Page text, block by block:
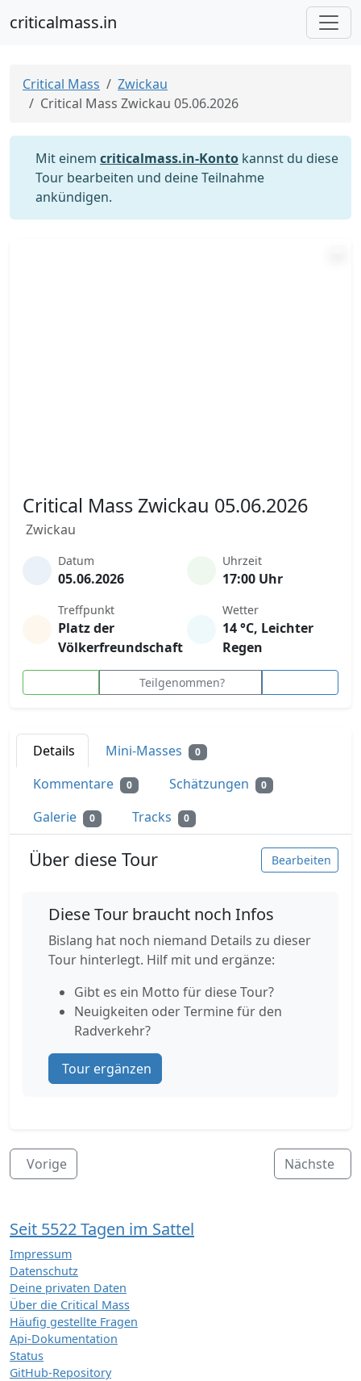
criticalmass.in
Critical Mass
Zwickau
Critical Mass Zwickau 05.06.2026
Mit einem criticalmass.in-Konto kannst du diese
Tour bearbeiten und deine Teilnahme
ankündigen.
Critical Mass Zwickau 05.06.2026
Zwickau
Datum
05.06.2026
Uhrzeit
17:00 Uhr
Treffpunkt
Platz der
Völkerfreundschaft
Wetter
14 °C, Leichter
Regen
Teilgenommen?
Details Mini-Masses 0
Kommentare 0 Schätzungen 0
Galerie 0 Tracks 0
Über diese Tour Bearbeiten
Diese Tour braucht noch Infos
Bislang hat noch niemand Details zu dieser
Tour hinterlegt. Hilf mit und ergänze:
Gibt es ein Motto für diese Tour?
Neuigkeiten oder Termine für den
Radverkehr?
Tour ergänzen
Vorige Nächste
Seit 5522 Tagen im Sattel
Impressum
Datenschutz
Deine privaten Daten
Über die Critical Mass
Häufig gestellte Fragen
Api-Dokumentation
Status
GitHub-Repository